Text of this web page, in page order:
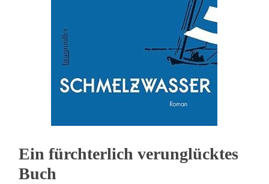
Ein fürchterlich verunglücktes
Buch